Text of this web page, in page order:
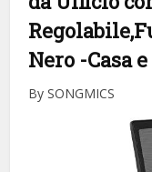
Nero -Casa
By SONGMICS